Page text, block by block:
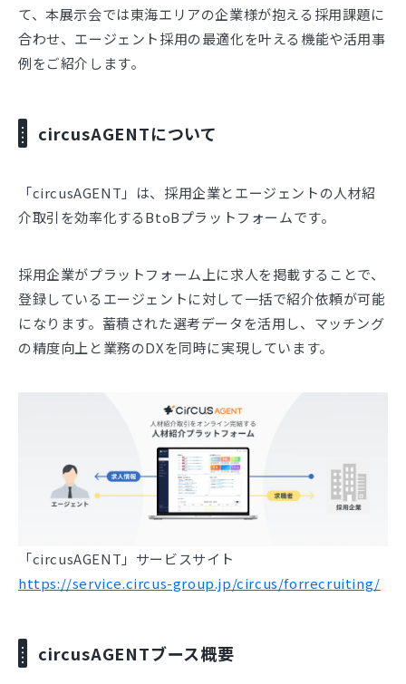
て、本展示会では東海エリアの企業様が抱える採用課題に
合わせ、エージェント採用の最適化を叶える機能や活用事
例をご紹介します。
circusAGENTについて
「circusAGENT」は、採用企業とエージェントの人材紹
介取引を効率化するBtoBプラットフォームです。
採用企業がプラットフォーム上に求人を掲載することで、
登録しているエージェントに対して一括で紹介依頼が可能
になります。蓄積された選考データを活用し、マッチング
の精度向上と業務のDXを同時に実現しています。
「circusAGENT」サービスサイト
https://service.circus-group.jp/circus/forrecruiting/
circusAGENTブース概要